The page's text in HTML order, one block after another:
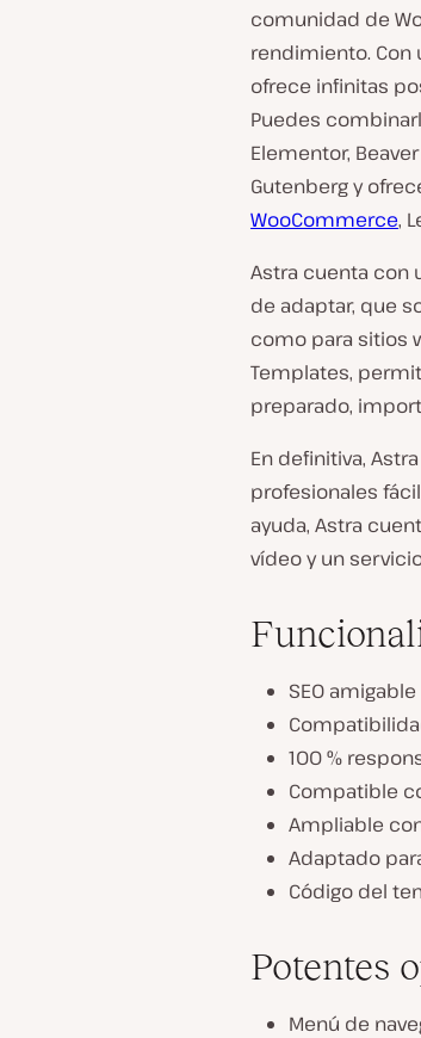
comunidad de
rendimiento. Con
ofrece infinitas
Puedes
Elementor,
Gutenberg y
WooCommerce,
Astra cuenta con
de adaptar, que
como para sitios
Templates,
preparado,
En definitiva,
profesionales
ayuda, Astra
vídeo y un
SEO amigable
100 %
Compatible
Ampliable
Adaptado
Código del
Potentes
Menú de